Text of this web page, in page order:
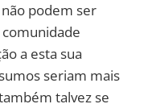
podem ser
a esta sua
seriam mais
talvez se